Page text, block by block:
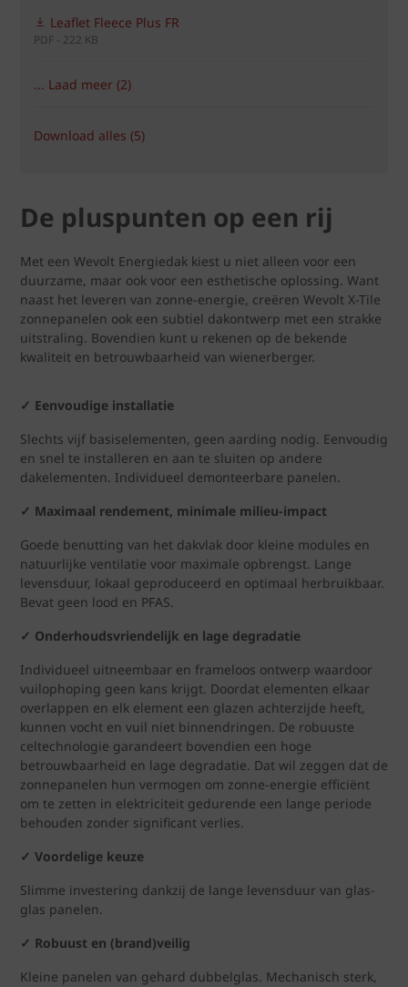
Leaflet Fleece Plus FR
PDF - 222 KB
... Laad meer (2)
Download alles (5)
De pluspunten op een rij
Met een Wevolt Energiedak kiest u niet alleen voor een
duurzame, maar ook voor een esthetische oplossing. Want
naast het leveren van zonne-energie, creëren Wevolt X-Tile
zonnepanelen ook een subtiel dakontwerp met een strakke
uitstraling. Bovendien kunt u rekenen op de bekende
kwaliteit en betrouwbaarheid van wienerberger.
✓ Eenvoudige installatie
Slechts vijf basiselementen, geen aarding nodig. Eenvoudig
en snel te installeren en aan te sluiten op andere
dakelementen. Individueel demonteerbare panelen.
✓ Maximaal rendement, minimale milieu-impact
Goede benutting van het dakvlak door kleine modules en
natuurlijke ventilatie voor maximale opbrengst. Lange
levensduur, lokaal geproduceerd en optimaal herbruikbaar.
Bevat geen lood en PFAS.
✓ Onderhoudsvriendelijk en lage degradatie
Individueel uitneembaar en frameloos ontwerp waardoor
vuilophoping geen kans krijgt. Doordat elementen elkaar
overlappen en elk element een glazen achterzijde heeft,
kunnen vocht en vuil niet binnendringen. De robuuste
celtechnologie garandeert bovendien een hoge
betrouwbaarheid en lage degradatie. Dat wil zeggen dat de
zonnepanelen hun vermogen om zonne-energie efficiënt
om te zetten in elektriciteit gedurende een lange periode
behouden zonder significant verlies.
✓ Voordelige keuze
Slimme investering dankzij de lange levensduur van glas-
glas panelen.
✓ Robuust en (brand)veilig
Kleine panelen van gehard dubbelglas. Mechanisch sterk,